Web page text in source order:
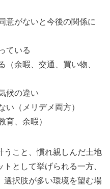
意がないと今後の関係に
ている
（余暇、交通、買い物、
候の違い
い（メリデメ両方）
育、余暇）
うこと、慣れ親しんだ土地
として挙げられる一方、
選択肢が多い環境を望む場